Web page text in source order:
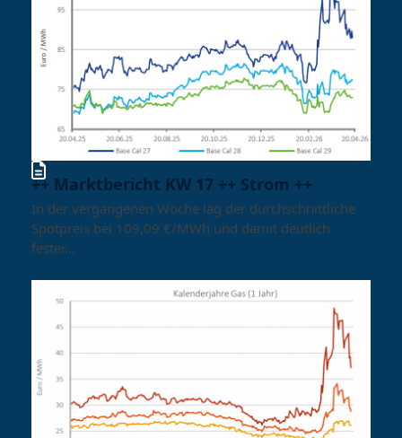
++ Marktbericht KW 17 ++ Strom ++
In der vergangenen Woche lag der durchschnittliche
Spotpreis bei 109,09 €/MWh und damit deutlich
fester…